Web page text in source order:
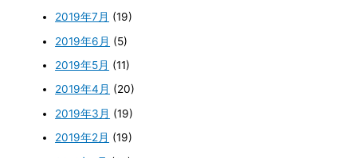
2019年7月 (19)
2019年6月 (5)
2019年5月 (11)
2019年4月 (20)
2019年3月 (19)
2019年2月 (19)